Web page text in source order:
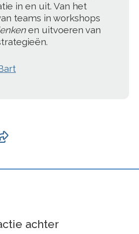
in en uit. Van het
teams in workshops
en uitvoeren van
achter